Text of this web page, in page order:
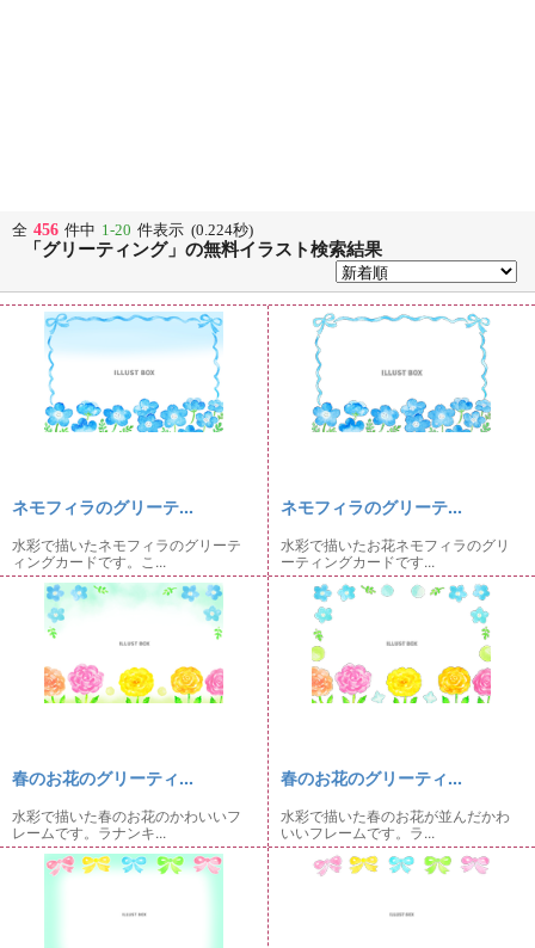
全 456 件中 1-20 件表示 (0.224秒)
「グリーティング」の無料イラスト検索結果
ネモフィラのグリーテ...
水彩で描いたネモフィラのグリーテ
ィングカードです。こ...
ネモフィラのグリーテ...
水彩で描いたお花ネモフィラのグリ
ーティングカードです...
春のお花のグリーティ...
水彩で描いた春のお花のかわいいフ
レームです。ラナンキ...
春のお花のグリーティ...
水彩で描いた春のお花が並んだかわ
いいフレームです。ラ...